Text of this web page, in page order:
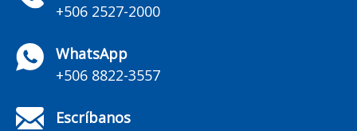
+506 2527-2000
WhatsApp
+506 8822-3557
Escríbanos